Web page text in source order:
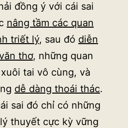
đồng ý với cái sai
nâng tầm các quan
triết lý, sau đó diễn
thơ, những quan
tai vô cùng, và
dễ dàng thoái thác.
sai đó chỉ có những
thuyết cực kỳ vững